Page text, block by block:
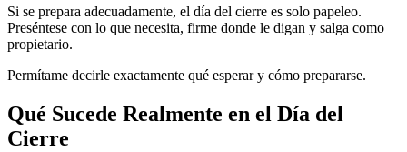
Si se prepara adecuadamente, el día del cierre es solo papeleo.
Preséntese con lo que necesita, firme donde le digan y salga como
propietario.
Permítame decirle exactamente qué esperar y cómo prepararse.
Qué Sucede Realmente en el Día del
Cierre